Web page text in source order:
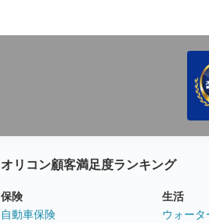
オリコン顧客満足度ランキング
保険
自動車保険
生活
ウォー